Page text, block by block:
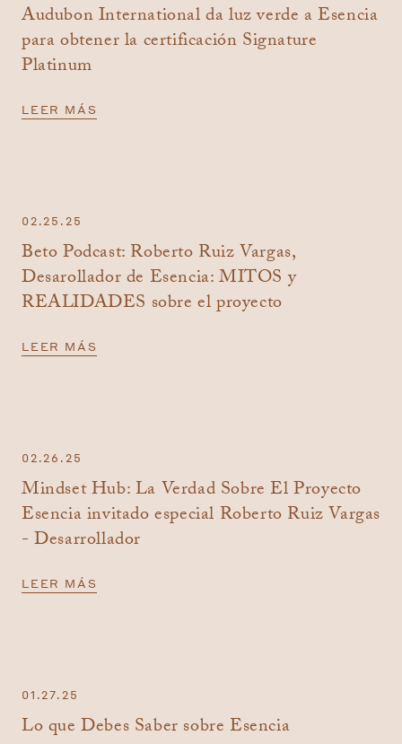
Audubon International da luz verde a Esencia
para obtener la certificación Signature
Platinum
LEER MÁS
02.25.25
Beto Podcast: Roberto Ruiz Vargas,
Desarollador de Esencia: MITOS y
REALIDADES sobre el proyecto
LEER MÁS
02.26.25
Mindset Hub: La Verdad Sobre El Proyecto
Esencia invitado especial Roberto Ruiz Vargas
- Desarrollador
LEER MÁS
01.27.25
Lo que Debes Saber sobre Esencia